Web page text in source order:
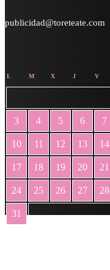
publicidad@toreteate.com
L M X J V
3 4 5 6 7
10 11 12 13 14
17 18 19 20 21
24 25 26 27 28
31